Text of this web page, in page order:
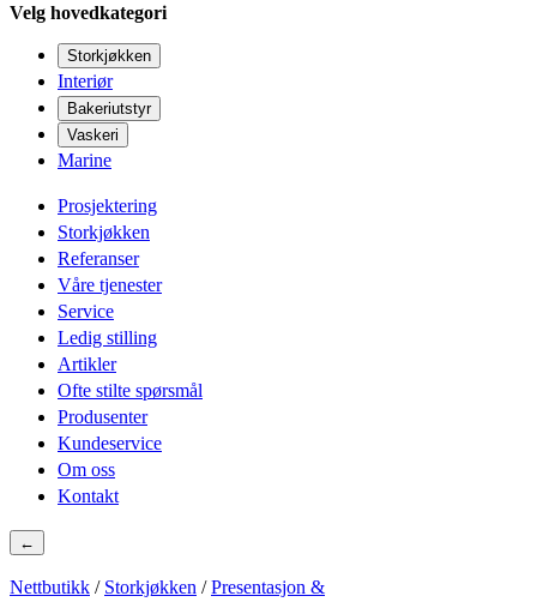
Velg hovedkategori
Storkjøkken
Interiør
Bakeriutstyr
Vaskeri
Marine
Prosjektering
Storkjøkken
Referanser
Våre tjenester
Service
Ledig stilling
Artikler
Ofte stilte spørsmål
Produsenter
Kundeservice
Om oss
Kontakt
←
Nettbutikk / Storkjøkken /Presentasjon &